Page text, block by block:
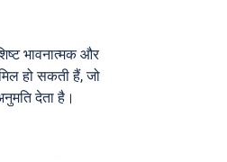
भावनात्मक और
हो सकती हैं, जो
देता है।